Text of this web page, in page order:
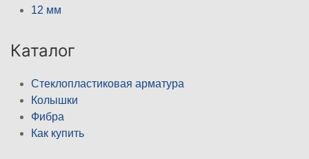
12 мм
Каталог
Стеклопластиковая арматура
Колышки
Фибра
Как купить